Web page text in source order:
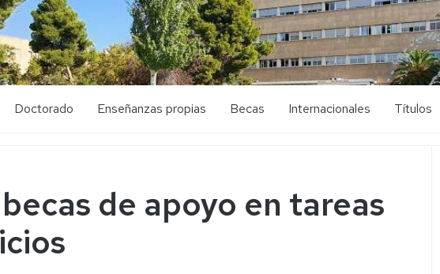
Doctorado Enseñanzas propias Becas Internacionales Títulos
de apoyo en tareas